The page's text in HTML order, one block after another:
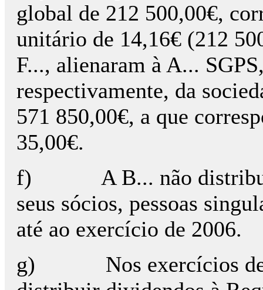
global de 212 500,00€,
unitário de 14,16€ (212
F..., alienaram à A...
respectivamente, da
571 850,00€, a que
35,00€.
f) A B... não distribuiu
seus sócios, pessoas
até ao exercício de 2006.
g) Nos exercícios de